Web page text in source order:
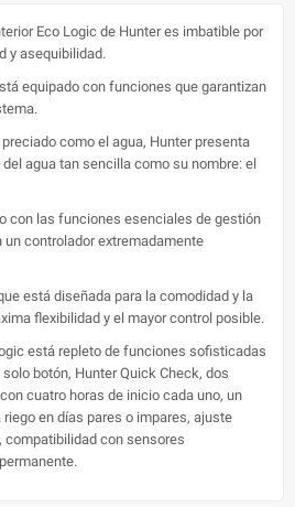
Eco Logic de Hunter es imbatible por
y asequibilidad.
equipado con funciones que garantizan
como el agua, Hunter presenta
agua tan sencilla como su nombre: el
con las funciones esenciales de gestión
controlador extremadamente
está diseñada para la comodidad y la
flexibilidad y el mayor control posible.
está repleto de funciones sofisticadas
botón, Hunter Quick Check, dos
cuatro horas de inicio cada uno, un
en días pares o impares, ajuste
compatibilidad con sensores